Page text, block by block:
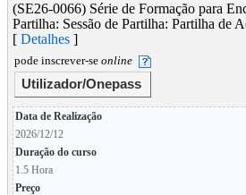
(SE26-0066) Série de Formação para
Partilha: Sessão de Partilha: Partilha de
[ Detalhes ]
pode inscrever-se online
Utilizador/Onepass
Data de Realização
2026/12/12
Duração do curso
1.5 Hora
Preço